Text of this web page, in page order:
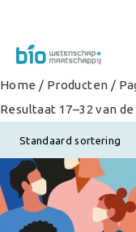
Home / Producten /
Resultaat 17–32 van